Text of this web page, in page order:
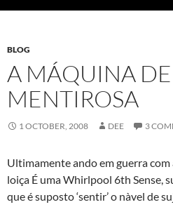
BLOG
A MÁQUINA DE
MENTIROSA
1 OCTOBER, 2008 DEE 3
Ultimamente ando em guerra
loiça É uma Whirlpool 6th Sense,
que é suposto ‘sentir’ o nà­vel de